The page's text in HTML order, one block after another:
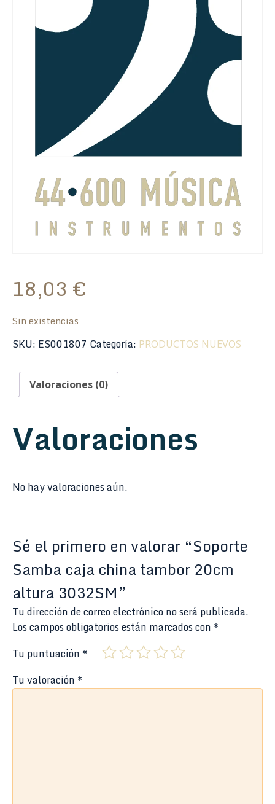
18,03 €
Sin existencias
SKU: ES001807 Categoría: PRODUCTOS NUEVOS
Valoraciones (0)
Valoraciones
No hay valoraciones aún.
Sé el primero en valorar “Soporte
Samba caja china tambor 20cm
altura 3032SM”
Tu dirección de correo electrónico no será publicada.
Los campos obligatorios están marcados con *
Tu puntuación *
Tu valoración *